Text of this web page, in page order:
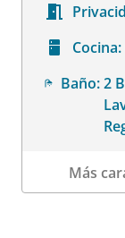
Cocina:
Baño:2
Más